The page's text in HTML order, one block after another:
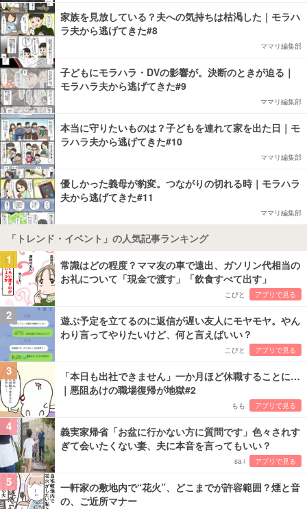
家族を見放している？夫への気持ちは枯渇した｜モラハ
ラ夫から逃げてきた#8
ママリ編集部
子どもにモラハラ・DVの影響が。決断のときが迫る｜
モラハラ夫から逃げてきた#9
ママリ編集部
本当に守りたいものは？子どもを連れて家を出た日｜モ
ラハラ夫から逃げてきた#10
ママリ編集部
優しかった義母が豹変。つながりの切れる時｜モラハラ
夫から逃げてきた#11
ママリ編集部
「トレンド・イベント」の人気記事ランキング
1
常識はどの程度？ママ友の車で遠出、ガソリン代相当の
お礼について「現金で渡す」「飲食すべて出す」
こびと アプリで見る
2
遊ぶ予定を立てるのに返信が遅い友人にモヤモヤ。やん
わり言ってやりたいけど、何と言えばいい？
こびと アプリで見る
3
「本日も出社できません」一か月ほど休職することに…
｜悪阻あけの職場復帰が地獄#2
もも アプリで見る
4
義実家帰省「お盆に行かない方に質問です」色々されす
ぎて会いたくない妻、夫に本音を言ってもいい？
sa-i アプリで見る
5
一軒家の敷地内で“花火”、どこまでが許容範囲？煙と音
の、ご近所マナー